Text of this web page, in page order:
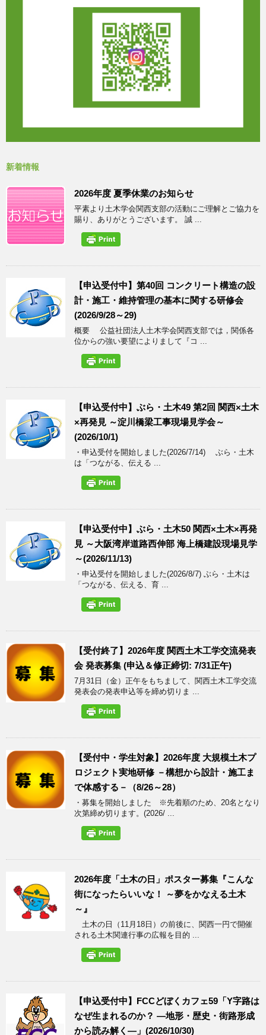
新着情報
2026年度 夏季休業のお知らせ
平素より土木学会関西支部の活動にご理解とご協力を
賜り、ありがとうございます。 誠 ...
【申込受付中】第40回 コンクリート構造の設
計・施工・維持管理の基本に関する研修会
(2026/9/28～29)
概要 公益社団法人土木学会関西支部では，関係各
位からの強い要望によりまして『コ ...
【申込受付中】ぶら・土木49 第2回 関西×土木
×再発見 ～淀川橋梁工事現場見学会～
(2026/10/1)
・申込受付を開始しました(2026/7/14) ぶら・土木
は「つながる、伝える ...
【申込受付中】ぶら・土木50 関西×土木×再発
見 ～大阪湾岸道路西伸部 海上橋建設現場見学
～(2026/11/13)
・申込受付を開始しました(2026/8/7) ぶら・土木は
「つながる、伝える、育 ...
【受付終了】2026年度 関西土木工学交流発表
会 発表募集 (申込＆修正締切: 7/31正午)
7月31日（金）正午をもちまして、関西土木工学交流
発表会の発表申込等を締め切りま ...
【受付中・学生対象】2026年度 大規模土木プ
ロジェクト実地研修 －構想から設計・施工ま
で体感する－（8/26～28）
・募集を開始しました ※先着順のため、20名となり
次第締め切ります。(2026/ ...
2026年度「土木の日」ポスター募集『こんな
街になったらいいな！ ～夢をかなえる土木
～』
土木の日（11月18日）の前後に、関西一円で開催
される土木関連行事の広報を目的 ...
【申込受付中】FCCどぼくカフェ59「Y字路は
なぜ生まれるのか？ ―地形・歴史・街路形成
から読み解く―」(2026/10/30)